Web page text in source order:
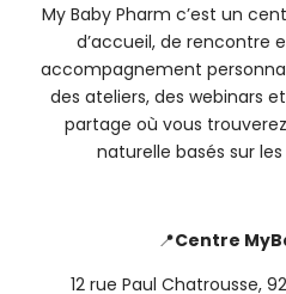
My Baby Pharm c’est un
d’accueil, de rencontre
accompagnement
des ateliers, des webinars
partage où vous
naturelle basés sur
📍Centre
12 rue Paul Chatrousse,